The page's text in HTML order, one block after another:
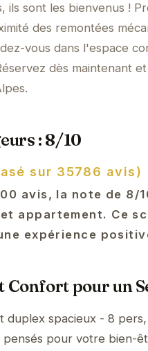
ils sont les bienvenus !
des remontées
vous dans l'espace
dès maintenant
: 8/10
sur 35786 avis)
avis, la note de
appartement. Ce
expérience
Confort pour un
spacieux - 8 pers,
pensés pour votre bien-